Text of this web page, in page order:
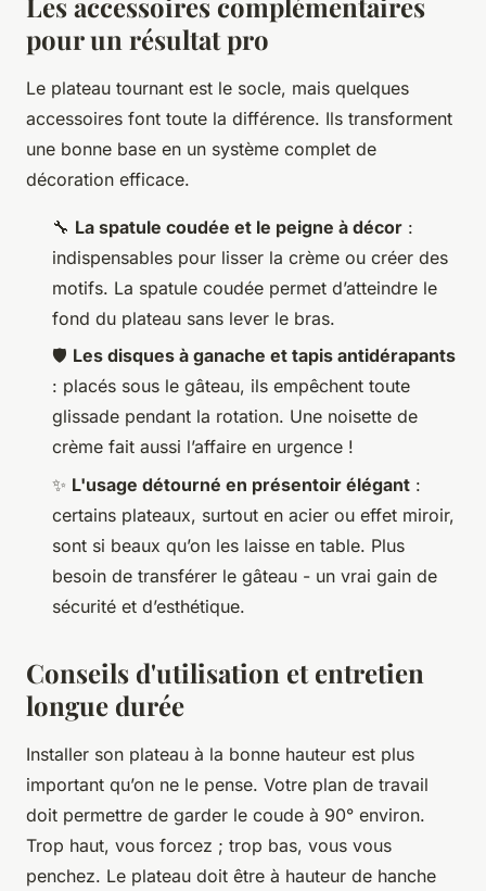
pour un résultat pro
Le plateau tournant est le socle, mais quelques
accessoires font toute la différence. Ils transforment
une bonne base en un système complet de
décoration efficace.
🔧 La spatule coudée et le peigne à décor :
indispensables pour lisser la crème ou créer des
motifs. La spatule coudée permet d’atteindre le
fond du plateau sans lever le bras.
🛡️ Les disques à ganache et tapis antidérapants
: placés sous le gâteau, ils empêchent toute
glissade pendant la rotation. Une noisette de
crème fait aussi l’affaire en urgence !
✨ L'usage détourné en présentoir élégant :
certains plateaux, surtout en acier ou effet miroir,
sont si beaux qu’on les laisse en table. Plus
besoin de transférer le gâteau - un vrai gain de
sécurité et d’esthétique.
Conseils d'utilisation et entretien
longue durée
Installer son plateau à la bonne hauteur est plus
important qu’on ne le pense. Votre plan de travail
doit permettre de garder le coude à 90° environ.
Trop haut, vous forcez ; trop bas, vous vous
penchez. Le plateau doit être à hauteur de hanche